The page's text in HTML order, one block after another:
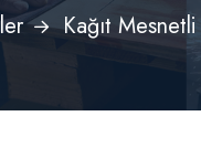
Kağıt Mesnetli